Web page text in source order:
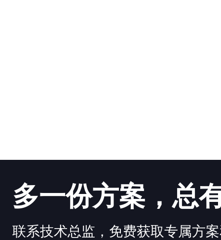
多一份方案，总
联系技术总监，免费获取专属方